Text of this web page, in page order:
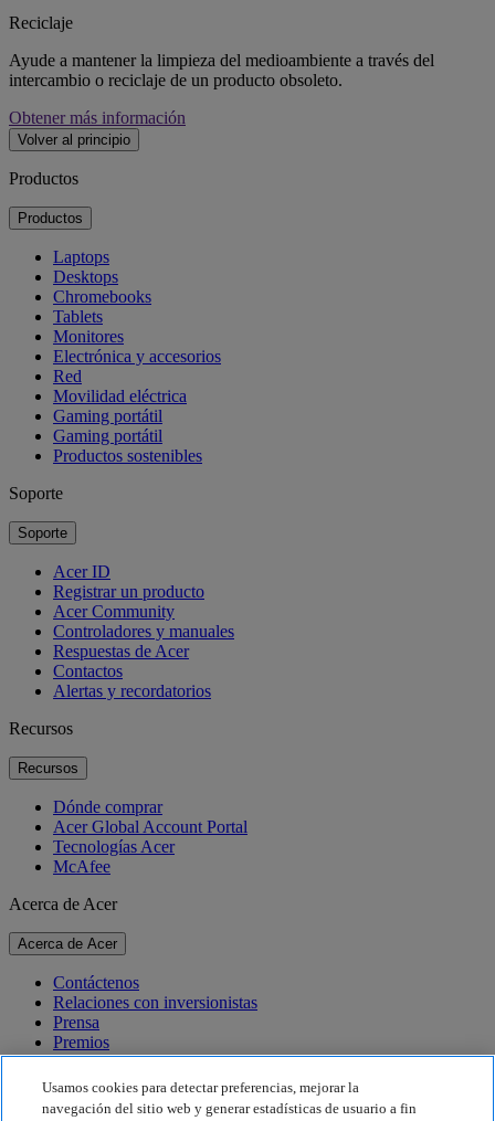
Reciclaje
Ayude a mantener la limpieza del medioambiente a través del
intercambio o reciclaje de un producto obsoleto.
Obtener más información
Volver al principio
Productos
Productos
Laptops
Desktops
Chromebooks
Tablets
Monitores
Electrónica y accesorios
Red
Movilidad eléctrica
Gaming portátil
Gaming portátil
Productos sostenibles
Soporte
Soporte
Acer ID
Registrar un producto
Acer Community
Controladores y manuales
Respuestas de Acer
Contactos
Alertas y recordatorios
Recursos
Recursos
Dónde comprar
Acer Global Account Portal
Tecnologías Acer
McAfee
Acerca de Acer
Acerca de Acer
Contáctenos
Relaciones con inversionistas
Prensa
Premios
Eventos
Sostenibilidad
Usamos cookies para detectar preferencias, mejorar la
navegación del sitio web y generar estadísticas de usuario a fin